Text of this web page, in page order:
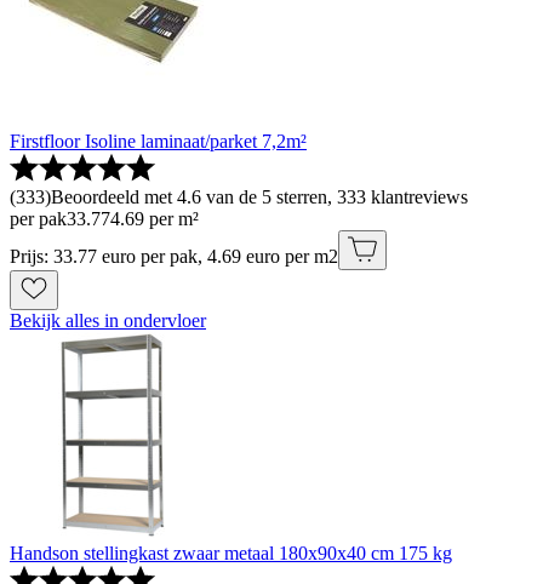
Firstfloor Isoline laminaat/parket 7,2m²
(333)Beoordeeld met 4.6 van de 5 sterren, 333 klantreviews
per pak33.774.69 per m²
Prijs: 33.77 euro per pak, 4.69 euro per m2
Bekijk alles in ondervloer
Handson stellingkast zwaar metaal 180x90x40 cm 175 kg